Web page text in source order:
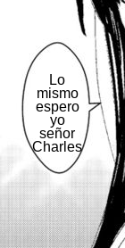
Lo
mismo
espero
yo
señor
Charles